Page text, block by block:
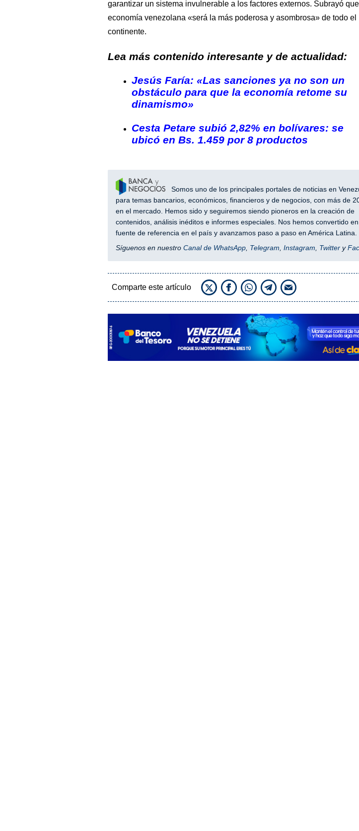
garantizar un sistema invulnerable a los factores externos. Subrayó
economía venezolana «será la más poderosa y asombrosa» de todo el
continente.
Lea más contenido interesante y de actualidad:
Jesús Faría: «Las sanciones ya no son un
obstáculo para que la economía retome su
dinamismo»
Cesta Petare subió 2,82% en bolívares: se
ubicó en Bs. 1.459 por 8 productos
Somos uno de los principales portales de noticias en
para temas bancarios, económicos, financieros y de negocios, con más de
en el mercado. Hemos sido y seguiremos siendo pioneros en la creación de
contenidos, análisis inéditos e informes especiales. Nos hemos convertido
fuente de referencia en el país y avanzamos paso a paso en América Latina.
Síguenos en nuestro Canal de WhatsApp, Telegram, Instagram, Twittery
Comparte este artículo